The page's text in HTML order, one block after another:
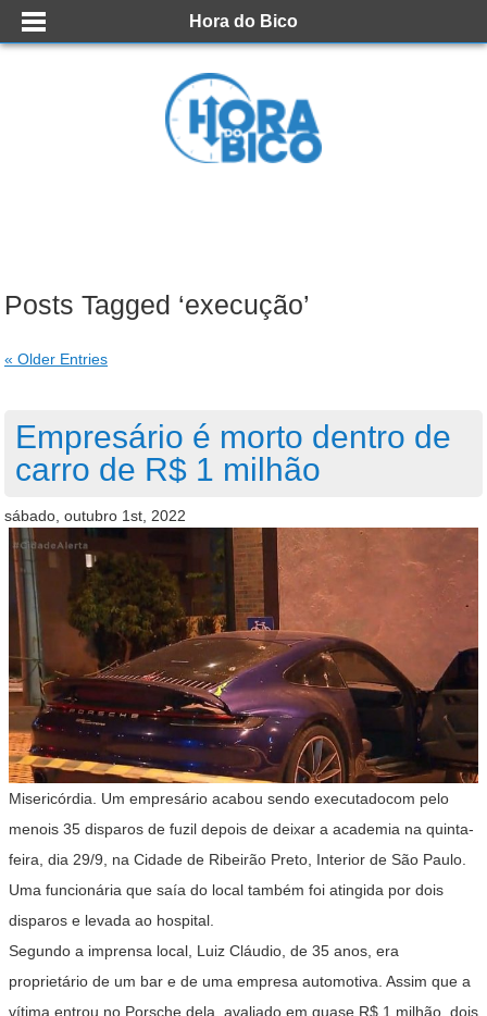
Hora do Bico
Posts Tagged ‘execução’
« Older Entries
Empresário é morto dentro de
carro de R$ 1 milhão
sábado, outubro 1st, 2022
Misericórdia. Um empresário acabou sendo executadocom pelo
menois 35 disparos de fuzil depois de deixar a academia na quinta-
feira, dia 29/9, na Cidade de Ribeirão Preto, Interior de São Paulo.
Uma funcionária que saía do local também foi atingida por dois
disparos e levada ao hospital.
Segundo a imprensa local, Luiz Cláudio, de 35 anos, era
proprietário de um bar e de uma empresa automotiva. Assim que a
vítima entrou no Porsche dela, avaliado em quase R$ 1 milhão, dois